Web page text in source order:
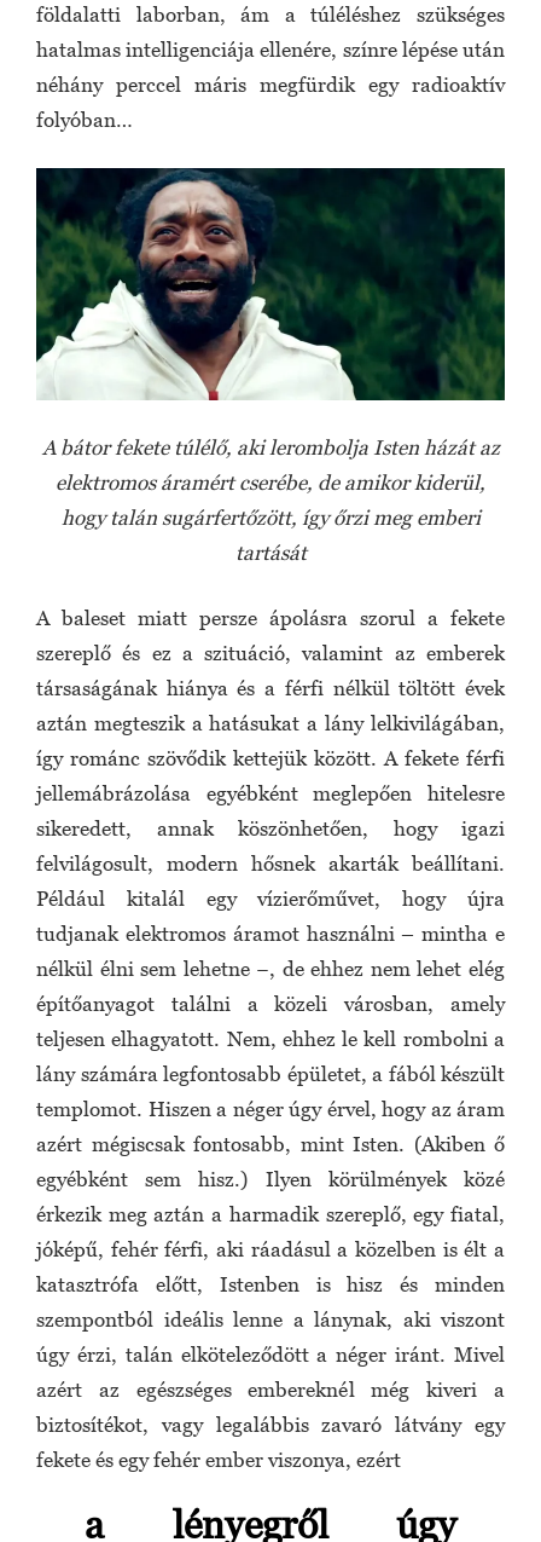
földalatti laborban, ám a túléléshez szükséges
hatalmas intelligenciája ellenére, színre lépése után
néhány perccel máris megfürdik egy radioaktív
folyóban…
A bátor fekete túlélő, aki lerombolja Isten házát az
elektromos áramért cserébe, de amikor kiderül,
hogy talán sugárfertőzött, így őrzi meg emberi
tartását
A baleset miatt persze ápolásra szorul a fekete
szereplő és ez a szituáció, valamint az emberek
társaságának hiánya és a férfi nélkül töltött évek
aztán megteszik a hatásukat a lány lelkivilágában,
így románc szövődik kettejük között. A fekete férfi
jellemábrázolása egyébként meglepően hitelesre
sikeredett, annak köszönhetően, hogy igazi
felvilágosult, modern hősnek akarták beállítani.
Például kitalál egy vízierőművet, hogy újra
tudjanak elektromos áramot használni – mintha e
nélkül élni sem lehetne −, de ehhez nem lehet elég
építőanyagot találni a közeli városban, amely
teljesen elhagyatott. Nem, ehhez le kell rombolni a
lány számára legfontosabb épületet, a fából készült
templomot. Hiszen a néger úgy érvel, hogy az áram
azért mégiscsak fontosabb, mint Isten. (Akiben ő
egyébként sem hisz.) Ilyen körülmények közé
érkezik meg aztán a harmadik szereplő, egy fiatal,
jóképű, fehér férfi, aki ráadásul a közelben is élt a
katasztrófa előtt, Istenben is hisz és minden
szempontból ideális lenne a lánynak, aki viszont
úgy érzi, talán elköteleződött a néger iránt. Mivel
azért az egészséges embereknél még kiveri a
biztosítékot, vagy legalábbis zavaró látvány egy
fekete és egy fehér ember viszonya, ezért
a lényegről úgy